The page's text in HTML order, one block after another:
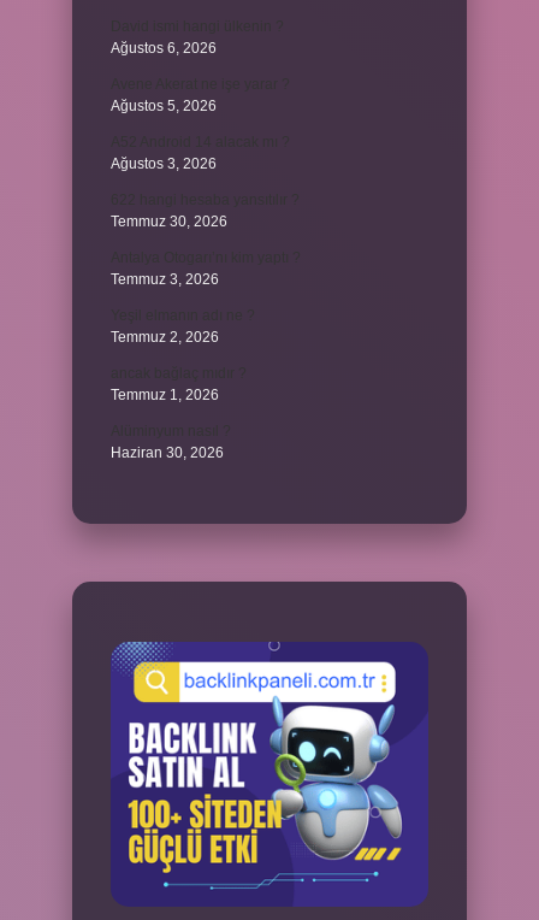
Ağustos 6, 2026
Ağustos 5, 2026
Ağustos 3, 2026
Temmuz 30, 2026
Temmuz 3, 2026
Temmuz 2, 2026
Temmuz 1, 2026
Haziran 30, 2026